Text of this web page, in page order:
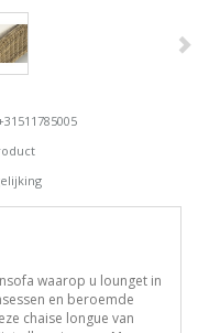
waarop u lounget in
en beroemde
chaise longue van